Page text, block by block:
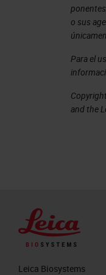
third-
is
their
the
here”
o sus
Para el
and the
Leica Biosystems